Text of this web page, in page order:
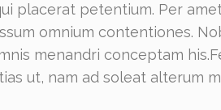
placerat petentium. Per
omnium contentiones.
menandri conceptam
ut, nam ad soleat alterum